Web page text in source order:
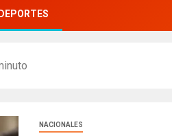
DEPORTES
NACIONALES